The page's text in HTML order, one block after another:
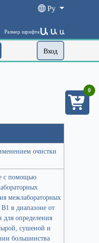
Ру
Размер шрифтаԱ Ա Ա
Вход
очистки
с помощью
межлабораторных
в диапазоне от
определения
сушеной и
большинства
0